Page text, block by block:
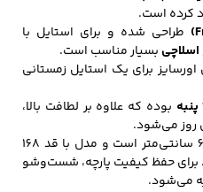
کرده است.
طراحی شده و برای استایل با
بسیار مناسب است.
برای یک استایل زمستانی
بوده که علاوه بر لطافت بالا،
روز می‌شود.
قد لباس برای سایز فری حدود 60 سانتی‌متر است و مدل با قد 168
برای حفظ کیفیت پارچه، شست‌وشو
می‌شود.